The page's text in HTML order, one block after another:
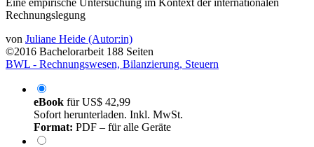
Eine empirische Untersuchung im Kontext der internationalen
Rechnungslegung
von Juliane Heide (Autor:in)
©2016 Bachelorarbeit 188 Seiten
BWL - Rechnungswesen, Bilanzierung, Steuern
eBook fürUS$ 42,99
Sofort herunterladen. Inkl. MwSt.
Format: PDF – für alle Geräte